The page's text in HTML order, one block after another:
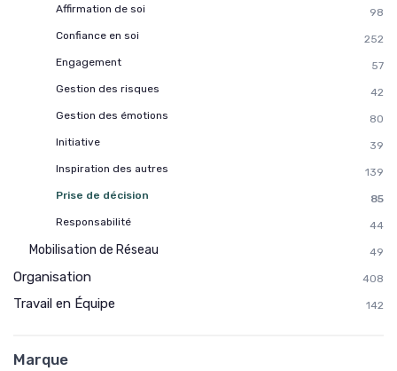
Affirmation de soi
98
Confiance en soi
252
Engagement
57
Gestion des risques
42
Gestion des émotions
80
Initiative
39
Inspiration des autres
139
Prise de décision
85
Responsabilité
44
Mobilisation de Réseau 49
Organisation 408
Travail en Équipe 142
Marque